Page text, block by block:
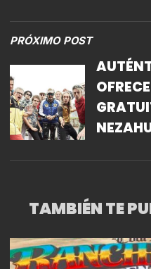
PRÓXIMO POST
TAMBIÉN TE